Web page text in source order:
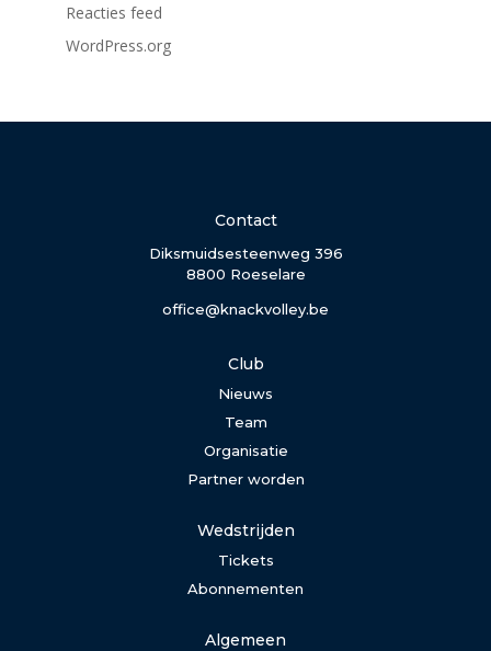
Reacties feed
WordPress.org
Contact
Diksmuidsesteenweg 396
8800 Roeselare
office@knackvolley.be
Club
Nieuws
Team
Organisatie
Partner worden
Wedstrijden
Tickets
Abonnementen
Algemeen